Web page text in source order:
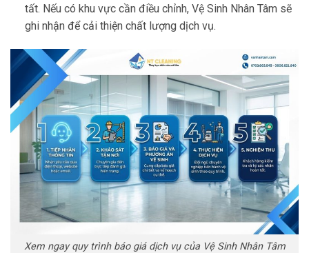
tất. Nếu có khu vực cần điều chỉnh, Vệ Sinh Nhân Tâm sẽ
ghi nhận để cải thiện chất lượng dịch vụ.
Xem ngay quy trình báo giá dịch vụ của Vệ Sinh Nhân Tâm